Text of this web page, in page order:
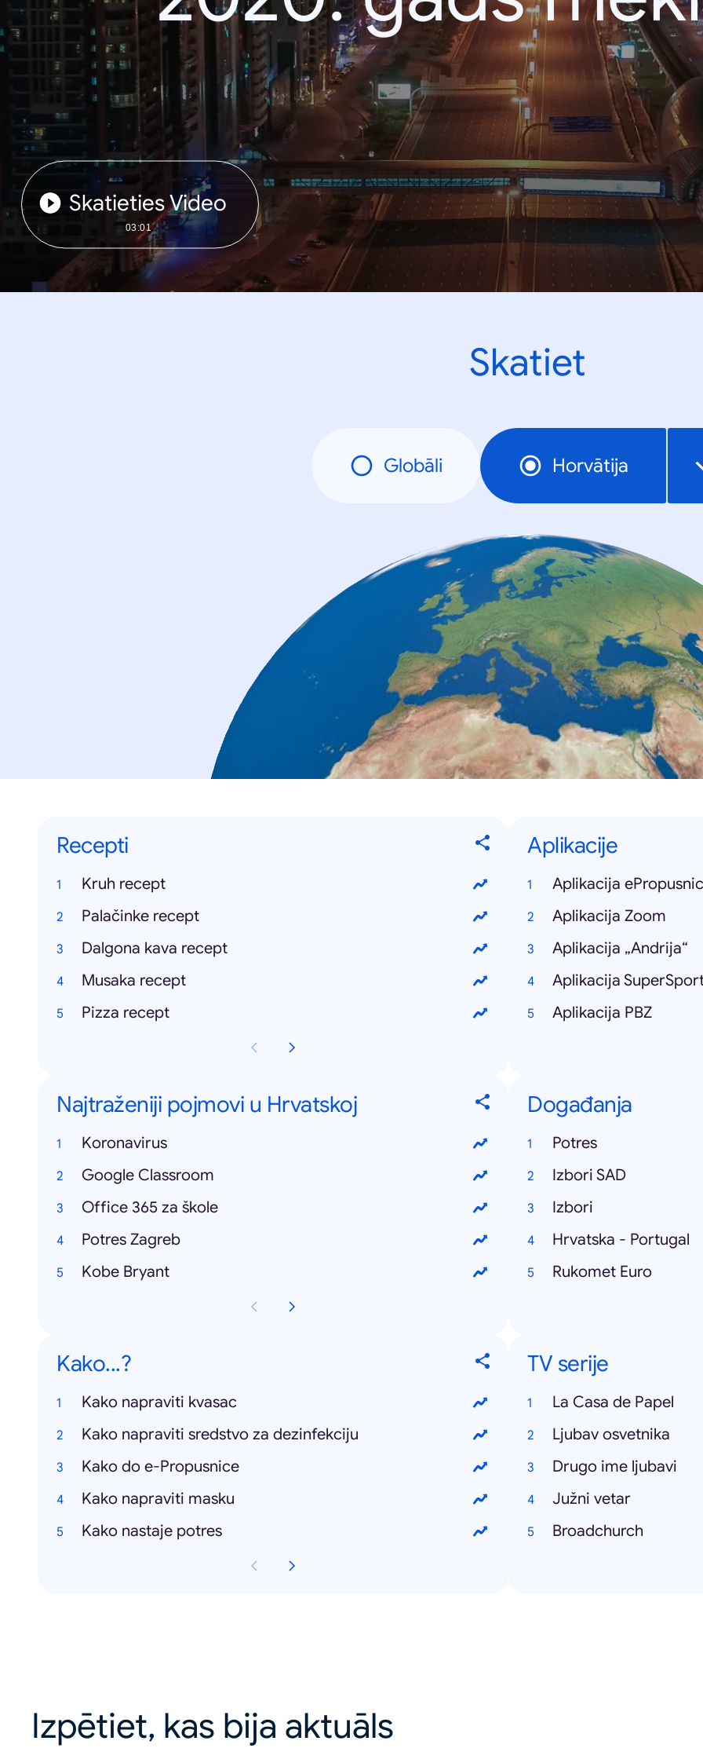
Skatieties Video
03:01
Skatiet
Globāli Horvātija
Recepti
Kruh recept
Palačinke recept
Dalgona kava recept
Musaka recept
Pizza recept
Aplikacije
Aplikacija
Aplikacija Zoom
Aplikacija „Andrija“
Aplikacija
Aplikacija PBZ
Najtraženiji pojmovi u Hrvatskoj
Koronavirus
Google Classroom
Office 365 za škole
Potres Zagreb
Kobe Bryant
Događanja
Potres
Izbori SAD
Izbori
Hrvatska - Portugal
Rukomet Euro
Kako...?
Kako napraviti kvasac
Kako napraviti sredstvo za dezinfekciju
Kako do e-Propusnice
Kako napraviti masku
Kako nastaje potres
TV serije
La Casa de Papel
Ljubav osvetnika
Drugo ime ljubavi
Južni vetar
Broadchurch
Izpētiet, kas bija aktuāls